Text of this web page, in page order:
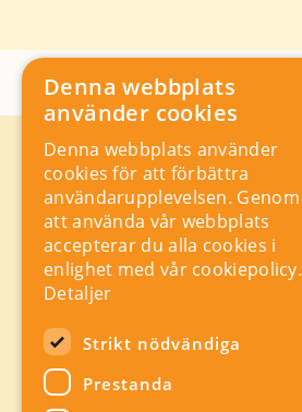
Kontakt
Storgatan 19, Box 5501,
114 85 Stockholm
Orgnr: 556625 – 8389
rad@industriarbetsgivarna.se
Rådgivning:08-762 67 70
Växel:08-762 67 55
Hitta snabbt
A-Ö
Denna webbplats
använder cookies
Denna webbplats använder
cookies för att förbättra
användarupplevelsen. Genom
att använda vår webbplats
accepterar du alla cookies i
enlighet med vår cookiepolicy.
Detaljer
Strikt nödvändiga
Prestanda